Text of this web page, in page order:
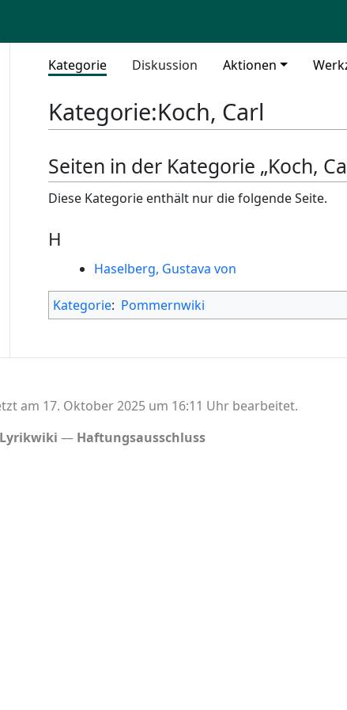
Kategorie Diskussion Aktionen
Kategorie:Koch, Carl
Seiten in der Kategorie „Koch,
Diese Kategorie enthält nur die folgende Seite.
H
Haselberg, Gustava von
Kategorie: Pommernwiki
am 17. Oktober 2025 um 16:11 Uhr bearbeitet.
Haftungsausschluss